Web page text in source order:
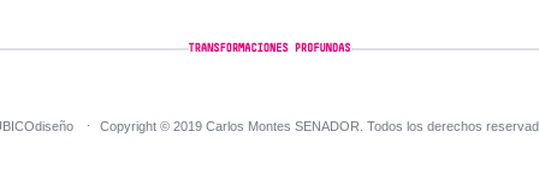
Copyright © 2019 Carlos Montes SENADOR. Todos los derechos